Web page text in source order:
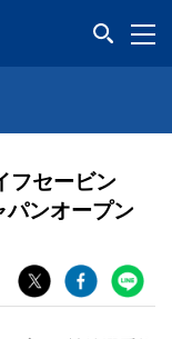
フセービン
パンオープン